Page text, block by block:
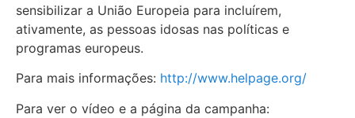
sensibilizar a União Europeia para incluírem,
ativamente, as pessoas idosas nas políticas e
programas europeus.
Para mais informações: http://www.helpage.org/
Para ver o vídeo e a página da campanha: